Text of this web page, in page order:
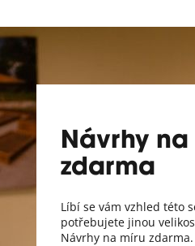
Návrhy na
zdarma
Líbí se vám vzhled této
potřebujete jinou
Návrhy na míru zdarma.